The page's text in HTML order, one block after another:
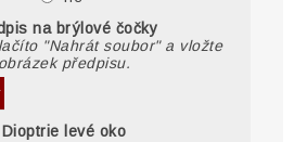
na brýlové čočky
"Nahrát soubor" a vložte
obrázek předpisu.
Dioptrie levé oko